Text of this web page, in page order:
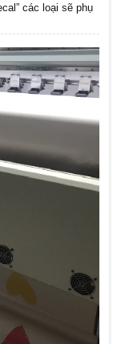
các loại sẽ phụ